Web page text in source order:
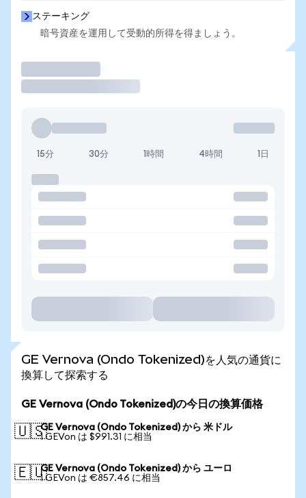
ステーキング
暗号資産を運用して受動的所得を得ましょう。
15分 30分 1時間 4時間 1日
GE Vernova (Ondo Tokenized)を人気の通貨に
換算して探索する
GE Vernova (Ondo Tokenized)の今日の換算価格
🇺🇸GE Vernova (Ondo Tokenized) から 米ドル
1 GEVon は $991.31 に相当
🇪🇺GE Vernova (Ondo Tokenized) から ユーロ
1 GEVon は €857.46 に相当